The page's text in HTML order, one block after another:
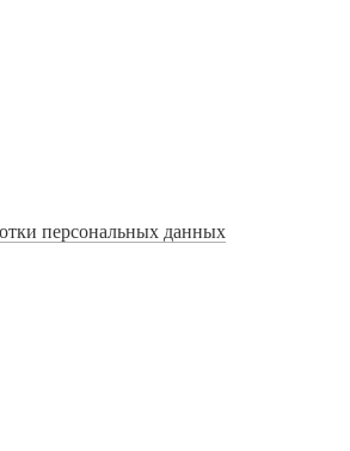
персональных данных